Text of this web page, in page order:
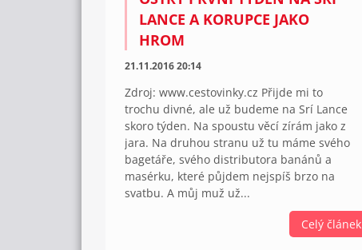
LANCE A KORUPCE JAKO
HROM
21.11.2016 20:14
Zdroj: www.cestovinky.cz Přijde mi to
trochu divné, ale už budeme na Srí Lance
skoro týden. Na spoustu věcí zírám jako z
jara. Na druhou stranu už tu máme svého
bagetáře, svého distributora banánů a
masérku, které půjdem nejspíš brzo na
svatbu. A můj muž už...
Celý článek